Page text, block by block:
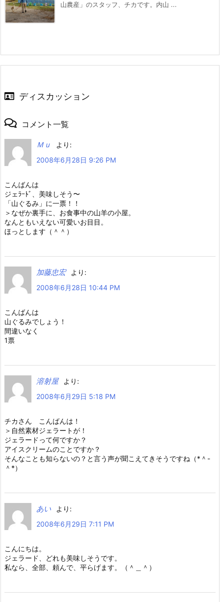
山農産」のスタッフ、チカです。内山 ...
ディスカッション
コメント一覧
Ｍｕ
より:
2008年6月28日 9:26 PM
こんばんは
ジェﾗｰﾄﾞ、美味しそう〜
「山ぐるみ」に一票！！
＞なぜか裏手に、お食事中の山羊の小屋。
なんともいえない可愛いお目目。
ほっとします（＾＾）
加藤忠宏
より:
2008年6月28日 10:44 PM
こんばんは
山ぐるみでしょう！
間違いなく
1票
溶射屋
より:
2008年6月29日 5:18 PM
チカさん こんばんは！
＞自然素材ジェラートが！
ジェラードって何ですか？
アイスクリームのことですか？
そんなことも知らないの？と言う声が聞こえてきそうですね（*＾-
＾*）
あい
より:
2008年6月29日 7:11 PM
こんにちは。
ジェラード、どれも美味しそうです。
私なら、全部、頼んで、平らげます。（＾＿＾）